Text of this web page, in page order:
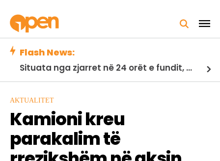
Flash News:
Situata nga zjarret në 24 orët e fundit, Ministria e Mbrojtjes: 21 vatra të shuara, 2 nën monitorim
AKTUALITET
Kamioni kreu
parakalim të